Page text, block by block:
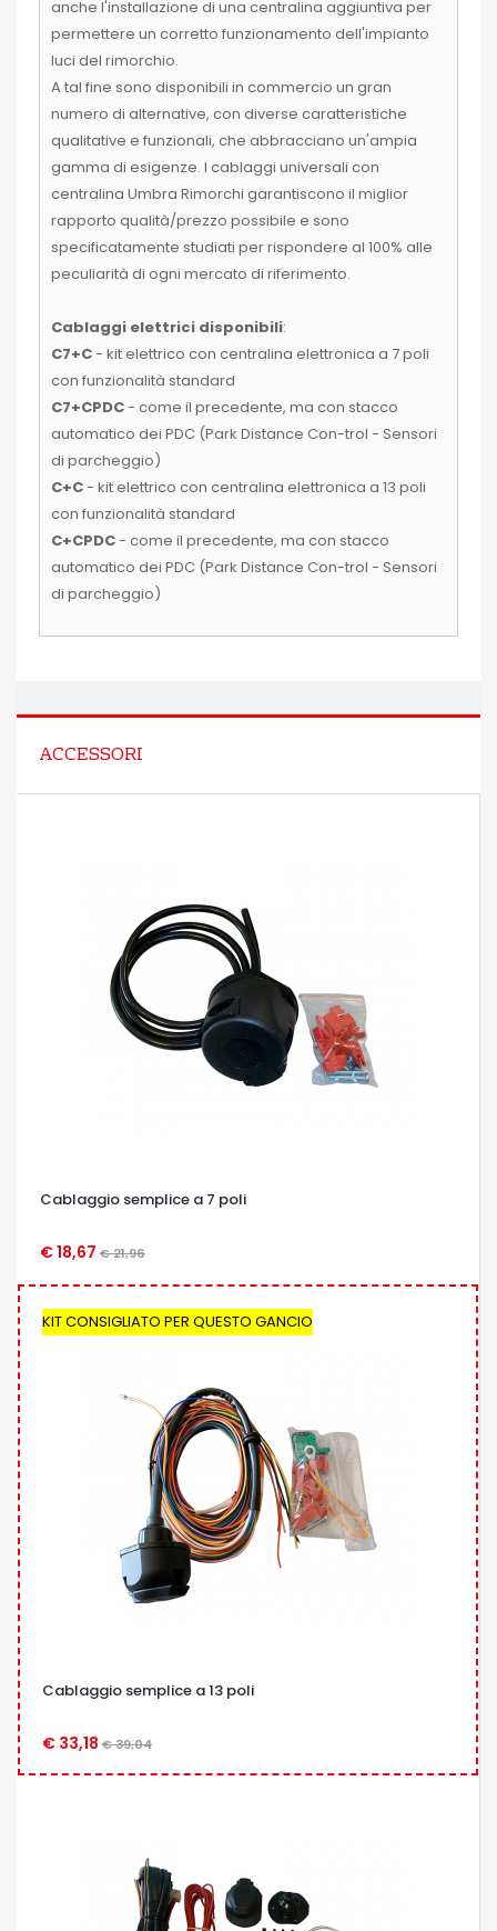
anche l'installazione di una centralina aggiuntiva per
permettere un corretto funzionamento dell'impianto
luci del rimorchio.
A tal fine sono disponibili in commercio un gran
numero di alternative, con diverse caratteristiche
qualitative e funzionali, che abbracciano un'ampia
gamma di esigenze. I cablaggi universali con
centralina Umbra Rimorchi garantiscono il miglior
rapporto qualità/prezzo possibile e sono
specificatamente studiati per rispondere al 100% alle
peculiarità di ogni mercato di riferimento.
Cablaggi elettrici disponibili:
C7+C- kit elettrico con centralina elettronica a 7 poli
con funzionalità standard
C7+CPDC- come il precedente, ma con stacco
automatico dei PDC (Park Distance Con-trol - Sensori
di parcheggio)
C+C- kit elettrico con centralina elettronica a 13 poli
con funzionalità standard
C+CPDC- come il precedente, ma con stacco
automatico dei PDC (Park Distance Con-trol - Sensori
di parcheggio)
ACCESSORI
Cablaggio semplice a 7 poli
€ 18,67 € 21,96
OCCHIATA VELOCE
KIT CONSIGLIATO PER QUESTO GANCIO
Cablaggio semplice a 13 poli
€ 33,18 € 39,04
OCCHIATA VELOCE